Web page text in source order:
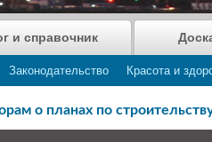
Законодательство Красота и
и справочник
о планах по